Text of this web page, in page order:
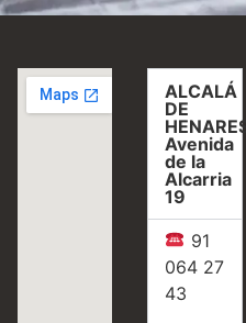
ALCALÁ
DE
HENARES,
Avenida
de la
Alcarria
19
91
064 27
43